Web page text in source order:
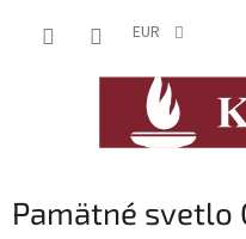
EUR
Pamätné svetlo